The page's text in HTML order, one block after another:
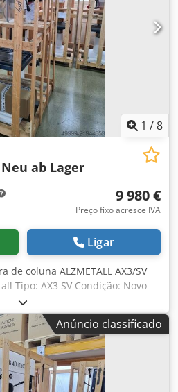
de coluna ALZMETALL
de série 3650 Fuso flangeado
do fuso 160 mm Dedpfxezicxro
55-1500 rpm sem
do fuso em 2 estágios de
perfuração: 32 mm em aço, 45
Área ocupada 1,3 m x 0,9 m
Apenas retirada e pagamento
1 /8
Neu ab Lager
9 980 €
Preço fixo acresce IVA
Ligar
de coluna ALZMETALL AX3/SV
Tipo: AX3 SV Condição: Novo
em aço 40 mm Rosqueamento
curto MK 3 Curso do fuso 120
mm Diâmetro da coluna 115
x 360 mm Mesa de fuso
em T 2 x 14 x 224 mm
Altura da máquina aprox.
continuamente variável
Anúncio classificado